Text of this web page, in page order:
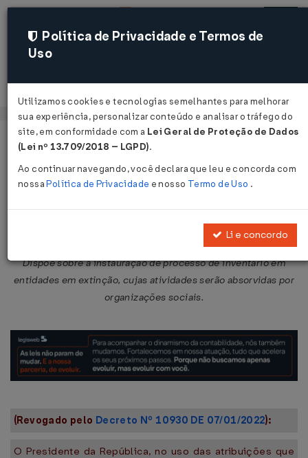
Acessar
Página Inicial Legislações
Decreto Nº 2344 DE 09/10/1997
Publicado no DOU em 10 out 1997
Dispõe sobre a instauração de processo de inventário em
entidades em extinção, cujas atividades serão absorvidas por
organizações sociais.
(Revogado pelo Decreto Nº 10930 DE 07/01/2022):
O Presidente da República, no uso das atribuições que
Política de Privacidade e Termos de
Uso
Utilizamos cookies e tecnologias semelhantes para melhorar
sua experiência, personalizar conteúdo e analisar o tráfego do
site, em conformidade com a Lei Geral de Proteção de Dados
(Lei nº 13.709/2018 – LGPD).
Ao continuar navegando, você declara que leu e concorda com
nossaPolítica de Privacidade e nosso Termo de Uso .
Li e concordo